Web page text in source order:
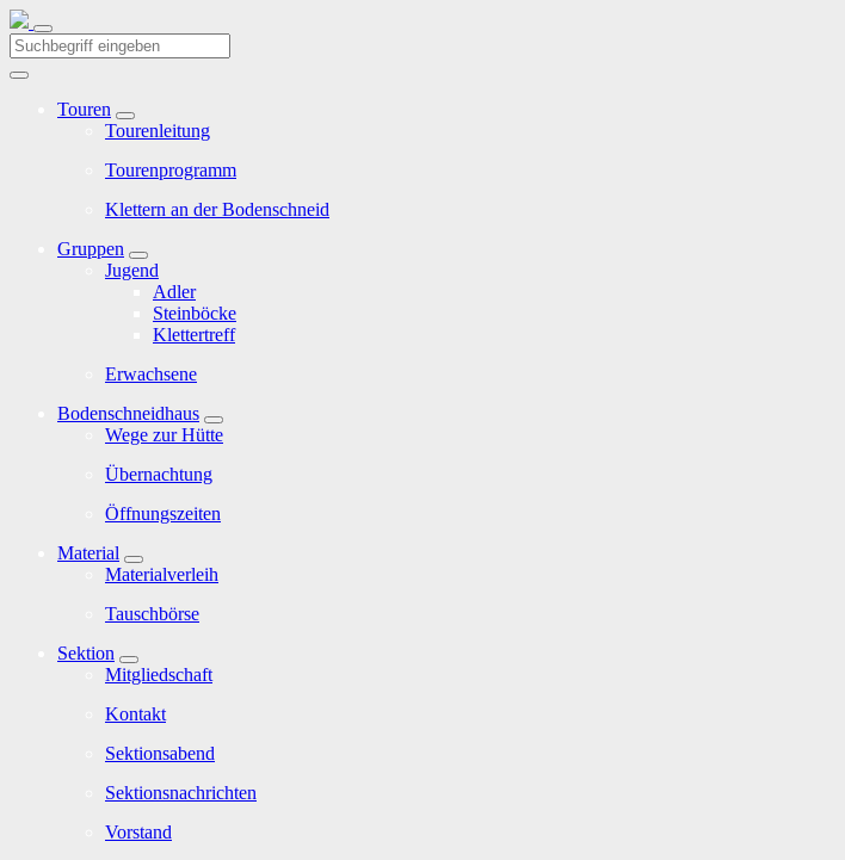
Touren
Tourenleitung
Tourenprogramm
Klettern an der Bodenschneid
Gruppen
Jugend
Adler
Steinböcke
Klettertreff
Erwachsene
Bodenschneidhaus
Wege zur Hütte
Übernachtung
Öffnungszeiten
Material
Materialverleih
Tauschbörse
Sektion
Mitgliedschaft
Kontakt
Sektionsabend
Sektionsnachrichten
Vorstand